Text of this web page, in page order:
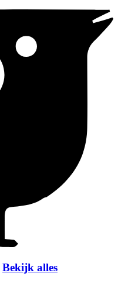
Bekijk alles